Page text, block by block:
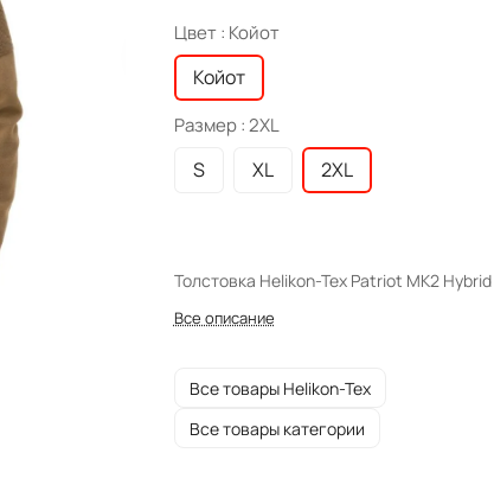
Цвет : Койот
Койот
Размер :2XL
S XL 2XL
Толстовка Helikon-Tex Patriot MK2 Hybrid
Все описание
Все товары Helikon-Tex
Все товары категории